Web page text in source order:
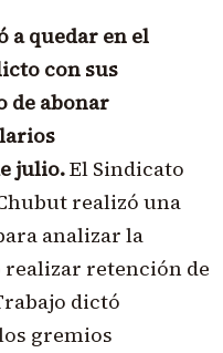
a quedar en el
con sus
de abonar
julio.El Sindicato
realizó una
analizar la
retención de
dictó
gremios